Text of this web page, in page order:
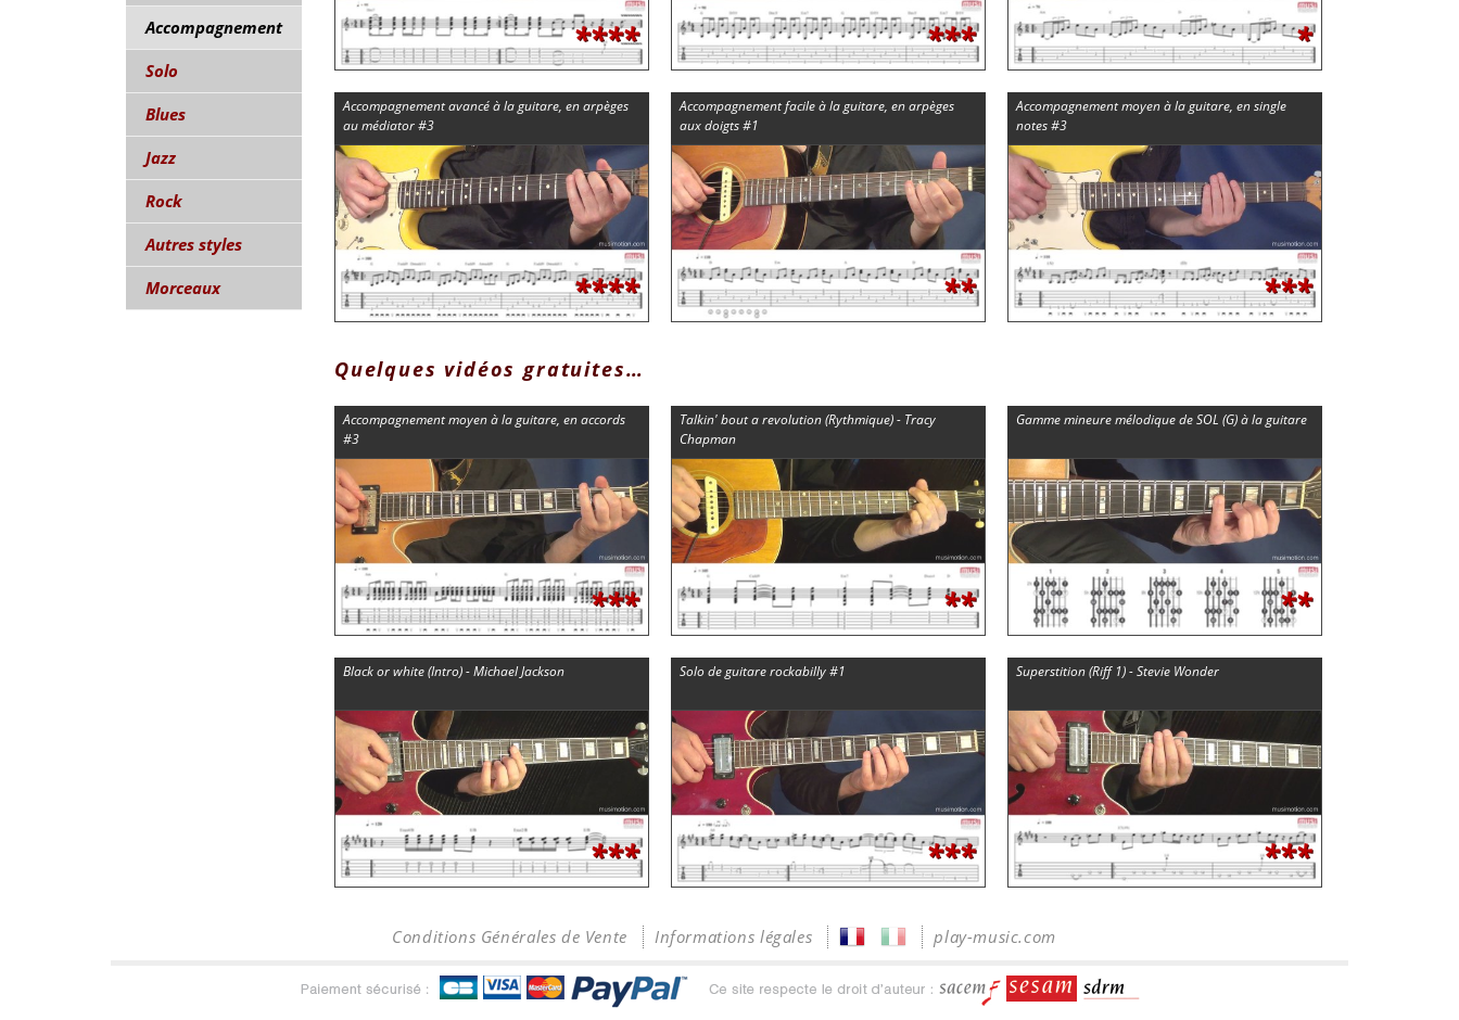
Accompagnement
Solo
Blues
Jazz
Rock
Autres styles
Morceaux
**** *** *
Accompagnement avancé à la guitare, en arpèges
au médiator #3
****
Accompagnement facile à la guitare, en arpèges
aux doigts #1
**
Accompagnement moyen à la guitare, en single
notes #3
***
Quelques vidéos gratuites…
Accompagnement moyen à la guitare, en accords
#3
***
Talkin' bout a revolution (Rythmique) - Tracy
Chapman
**
Gamme mineure mélodique de SOL (G) à la guitare
**
Black or white (Intro) - Michael Jackson
***
Solo de guitare rockabilly #1
***
Superstition (Riff 1) - Stevie Wonder
***
Conditions Générales de Vente Informations légales play-music.com